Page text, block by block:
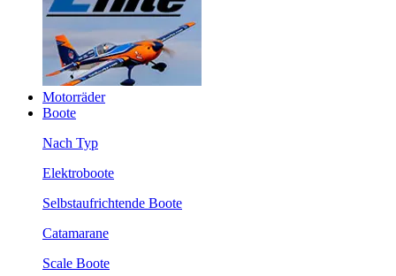
Motorräder
Boote
Nach Typ
Elektroboote
Selbstaufrichtende Boote
Catamarane
Scale Boote